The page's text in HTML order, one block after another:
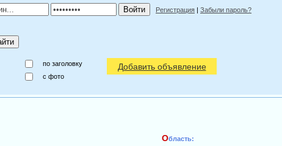
Регистрация | Забыли пароль?
по заголовку
c фото
Добавить объявление
Область: